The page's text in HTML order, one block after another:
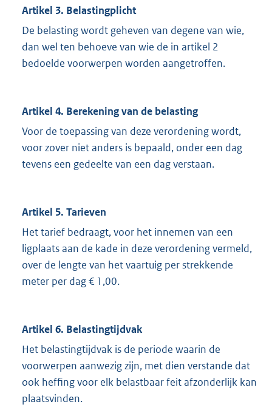
Artikel 3. Belastingplicht
De belasting wordt geheven van degene van wie,
dan wel ten behoeve van wie de in artikel 2
bedoelde voorwerpen worden aangetroffen.
Artikel 4. Berekening van de belasting
Voor de toepassing van deze verordening wordt,
voor zover niet anders is bepaald, onder een dag
tevens een gedeelte van een dag verstaan.
Artikel 5. Tarieven
Het tarief bedraagt, voor het innemen van een
ligplaats aan de kade in deze verordening vermeld,
over de lengte van het vaartuig per strekkende
meter per dag € 1,00.
Artikel 6. Belastingtijdvak
Het belastingtijdvak is de periode waarin de
voorwerpen aanwezig zijn, met dien verstande dat
ook heffing voor elk belastbaar feit afzonderlijk kan
plaatsvinden.